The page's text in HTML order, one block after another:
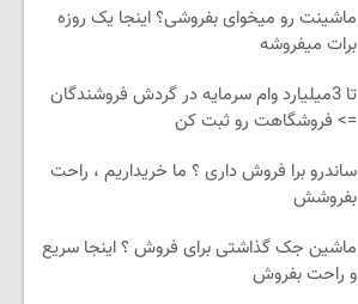
ماشینت رو میخوای بفروشی؟ اینجا یک روزه
برات میفروشه
تا 3میلیارد وام سرمایه در گردش فروشندگان
=> فروشگاهت رو ثبت کن
ساندرو برا فروش داری ؟ ما خریداریم ، راحت
بفروشش
ماشین جک گذاشتی برای فروش ؟ اینجا سریع
و راحت بفروش